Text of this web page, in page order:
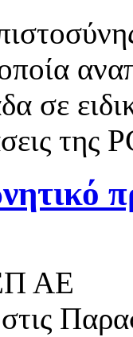
σε
της
ΑΕ